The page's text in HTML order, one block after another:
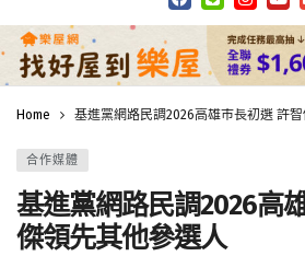
Home 基進黨網路民調2026高雄市長初選 許
合作媒體
基進黨網路民調2026高
傑領先其他參選人